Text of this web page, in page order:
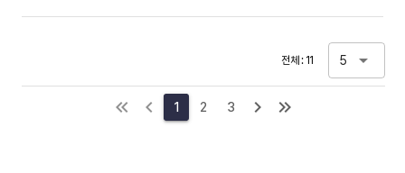
인스타그램 메타영상을 보고 예매까지 했는 지 안했는 지 확인할 수 있는 법은
없는걸까요? 방법이 있다면 어떻게 해야하는 건지 알려주시면 감사하겠습니다
전체 : 11 5
1 2 3